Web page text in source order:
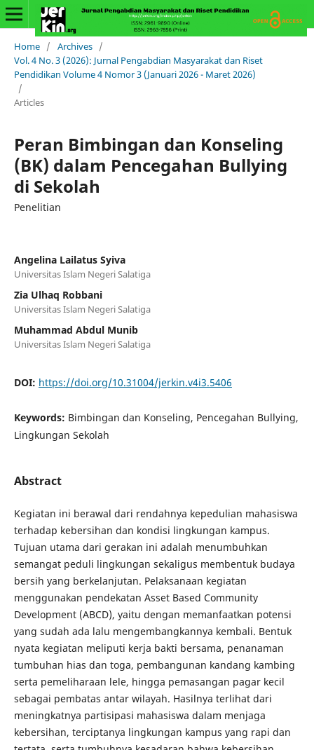
Home / Archives /
Vol. 4 No. 3 (2026): Jurnal Pengabdian Masyarakat dan Riset
Pendidikan Volume 4 Nomor 3 (Januari 2026 - Maret 2026)
/
Articles
Peran Bimbingan dan Konseling
(BK) dalam Pencegahan Bullying
di Sekolah
Penelitian
Angelina Lailatus Syiva
Universitas Islam Negeri Salatiga
Zia Ulhaq Robbani
Universitas Islam Negeri Salatiga
Muhammad Abdul Munib
Universitas Islam Negeri Salatiga
DOI: https://doi.org/10.31004/jerkin.v4i3.5406
Keywords: Bimbingan dan Konseling, Pencegahan Bullying,
Lingkungan Sekolah
Abstract
Kegiatan ini berawal dari rendahnya kepedulian mahasiswa
terhadap kebersihan dan kondisi lingkungan kampus.
Tujuan utama dari gerakan ini adalah menumbuhkan
semangat peduli lingkungan sekaligus membentuk budaya
bersih yang berkelanjutan. Pelaksanaan kegiatan
menggunakan pendekatan Asset Based Community
Development (ABCD), yaitu dengan memanfaatkan potensi
yang sudah ada lalu mengembangkannya kembali. Bentuk
nyata kegiatan meliputi kerja bakti bersama, penanaman
tumbuhan hias dan toga, pembangunan kandang kambing
serta pemeliharaan lele, hingga pemasangan pagar kecil
sebagai pembatas antar wilayah. Hasilnya terlihat dari
meningkatnya partisipasi mahasiswa dalam menjaga
kebersihan, terciptanya lingkungan kampus yang rapi dan